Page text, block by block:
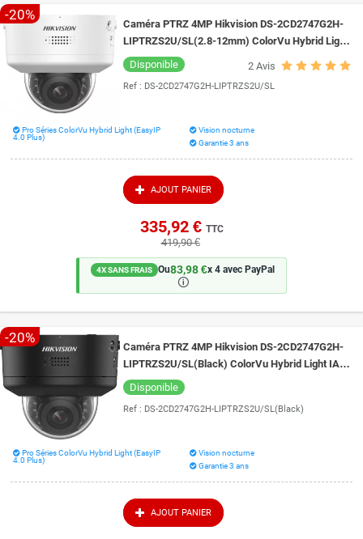
-20%
Caméra PTRZ 4MP Hikvision DS-2CD2747G2H-
LIPTRZS2U/SL(2.8-12mm) ColorVu Hybrid Light
IA et Live Guard vision de nuit 40 mètres
2Avis
Disponible
Ref : DS-2CD2747G2H-LIPTRZS2U/SL
Pro Séries ColorVu Hybrid Light (EasyIP
4.0 Plus)
Vision nocturne
Garantie 3 ans
AJOUT PANIER
335,92 € TTC
419,90 €
4X SANS FRAIS Ou83,98 €x 4 avec PayPal
🛈
-20%
Caméra PTRZ 4MP Hikvision DS-2CD2747G2H-
LIPTRZS2U/SL(Black) ColorVu Hybrid Light IA et
Live Guard vision de nuit 40 mètres
Disponible
Ref : DS-2CD2747G2H-LIPTRZS2U/SL(Black)
Pro Séries ColorVu Hybrid Light (EasyIP
4.0 Plus)
Vision nocturne
Garantie 3 ans
AJOUT PANIER